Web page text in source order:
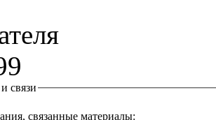
связи
связанные материалы: